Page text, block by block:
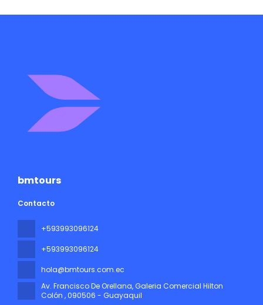
bmtours
Contacto
+593993096124
+593993096124
hola@bmtours.com.ec
Av. Francisco De Orellana, Galeria Comercial Hilton
Colón , 090506 - Guayaquil